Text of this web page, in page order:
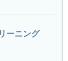
ーニング